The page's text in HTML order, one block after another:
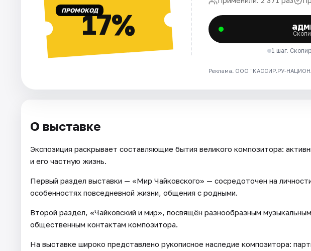
ПРОМОКОД17%
1 шаг.
Реклама. ООО "КАССИР.РУ-
О выставке
Экспозиция раскрывает составляющие бытия великого композитора:
и его частную жизнь.
Первый раздел выставки — «Мир Чайковского» — сосредоточен на
особенностях повседневной жизни, общения с родными.
Второй раздел, «Чайковский и мир», посвящён разнообразным
общественным контактам композитора.
На выставке широко представлено рукописное наследие композитора: